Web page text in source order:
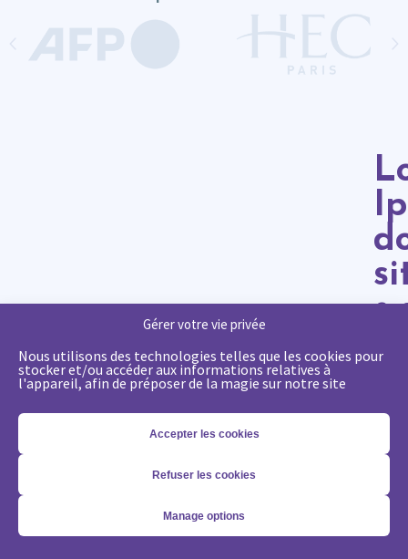
Gérer votre vie privée
Nous utilisons des technologies telles que les cookies pour
stocker et/ou accéder aux informations relatives à
l'appareil, afin de préposer de la magie sur notre site
Accepter les cookies
Refuser les cookies
Manage options
et